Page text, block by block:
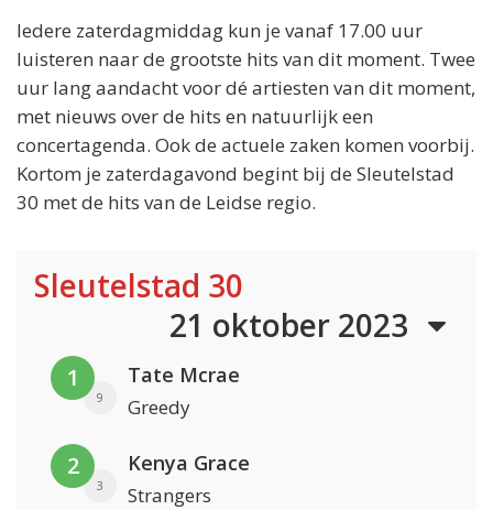
Iedere zaterdagmiddag kun je vanaf 17.00 uur
luisteren naar de grootste hits van dit moment. Twee
uur lang aandacht voor dé artiesten van dit moment,
met nieuws over de hits en natuurlijk een
concertagenda. Ook de actuele zaken komen voorbij.
Kortom je zaterdagavond begint bij de Sleutelstad
30 met de hits van de Leidse regio.
Sleutelstad 30
21 oktober 2023
1
9
Tate Mcrae
Greedy
2
3
Kenya Grace
Strangers